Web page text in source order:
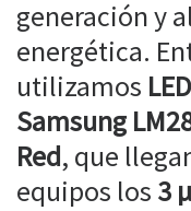
generación y
energética.
utilizamos
Samsung
Red, que
equipos los 3